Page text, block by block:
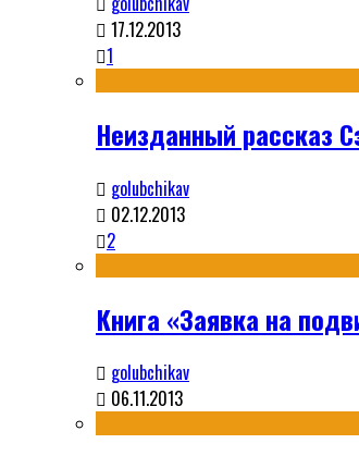
17.12.2013
1
Неизданный рассказ
golubchikav
02.12.2013
2
Книга «Заявка на
golubchikav
06.11.2013